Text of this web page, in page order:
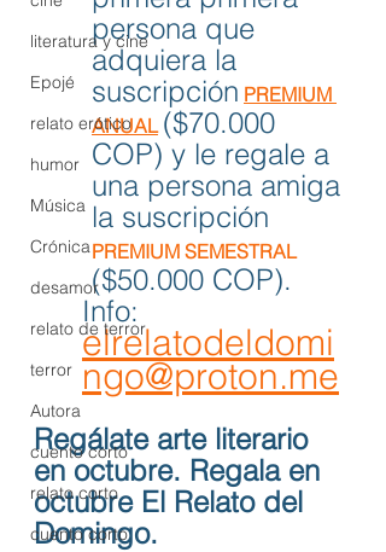
literatura y cine
Epojé
relato erótico
humor
Música
Crónica
desamor
relato de terror
terror
Autora
cuento corto
relato corto
cuento corto
persona que
adquiera la
suscripción PREMIUM
ANUAL ($70.000
COP) y le regale a
una persona amiga
la suscripción
PREMIUM SEMESTRAL
($50.000 COP).
Info:
elrelatodeldomi
ngo@proton.me
Regálate arte literario
en octubre. Regala en
octubre El Relato del
Domingo.